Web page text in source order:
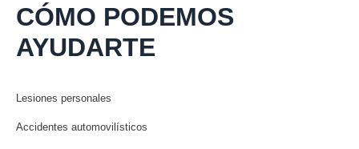
CÓMO PODEMOS
AYUDARTE
Lesiones personales
Accidentes automovilísticos